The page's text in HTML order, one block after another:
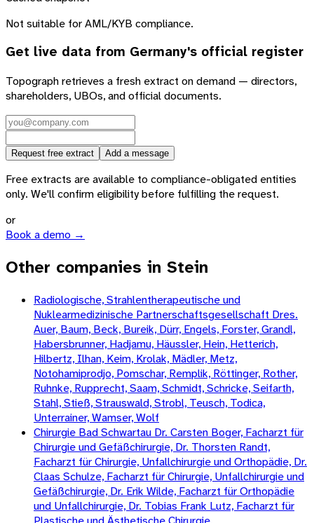
Not suitable for AML/KYB compliance.
Get live data from Germany's official register
Topograph retrieves a fresh extract on demand — directors,
shareholders, UBOs, and official documents.
Request free extract Add a message
Free extracts are available to compliance-obligated entities
only. We'll confirm eligibility before fulfilling the request.
or
Book a demo →
Other companies in Stein
Radiologische, Strahlentherapeutische und
Nuklearmedizinische Partnerschaftsgesellschaft Dres.
Auer, Baum, Beck, Bureik, Dürr, Engels, Forster, Grandl,
Habersbrunner, Hadjamu, Häussler, Hein, Hetterich,
Hilbertz, Ilhan, Keim, Krolak, Mädler, Metz,
Notohamiprodjo, Pomschar, Remplik, Röttinger, Rother,
Ruhnke, Rupprecht, Saam, Schmidt, Schricke, Seifarth,
Stahl, Stieß, Strauswald, Strobl, Teusch, Todica,
Unterrainer, Wamser, Wolf
Chirurgie Bad Schwartau Dr. Carsten Boger, Facharzt für
Chirurgie und Gefäßchirurgie, Dr. Thorsten Randt,
Facharzt für Chirurgie, Unfallchirurgie und Orthopädie, Dr.
Claas Schulze, Facharzt für Chirurgie, Unfallchirurgie und
Gefäßchirurgie, Dr. Erik Wilde, Facharzt für Orthopädie
und Unfallchirurgie, Dr. Tobias Frank Lutz, Facharzt für